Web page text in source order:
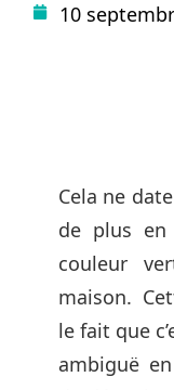
10
Cela ne
de plus
couleur
maison.
le fait que
ambiguë